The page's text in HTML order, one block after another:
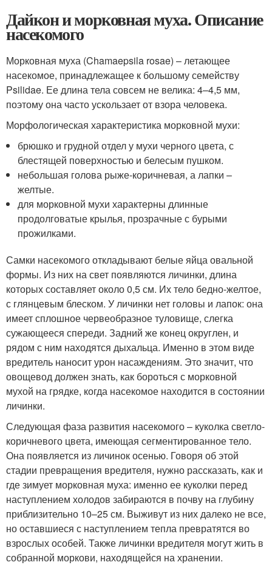
Дайкон и морковная муха. Описание
насекомого
Морковная муха (Chamaepsila rosae) – летающее
насекомое, принадлежащее к большому семейству
Psilidae. Ее длина тела совсем не велика: 4–4,5 мм,
поэтому она часто ускользает от взора человека.
Морфологическая характеристика морковной мухи:
брюшко и грудной отдел у мухи черного цвета, с
блестящей поверхностью и белесым пушком.
небольшая голова рыже-коричневая, а лапки –
желтые.
для морковной мухи характерны длинные
продолговатые крылья, прозрачные с бурыми
прожилками.
Самки насекомого откладывают белые яйца овальной
формы. Из них на свет появляются личинки, длина
которых составляет около 0,5 см. Их тело бедно-желтое,
с глянцевым блеском. У личинки нет головы и лапок: она
имеет сплошное червеобразное туловище, слегка
сужающееся спереди. Задний же конец округлен, и
рядом с ним находятся дыхальца. Именно в этом виде
вредитель наносит урон насаждениям. Это значит, что
овощевод должен знать, как бороться с морковной
мухой на грядке, когда насекомое находится в состоянии
личинки.
Следующая фаза развития насекомого – куколка светло-
коричневого цвета, имеющая сегментированное тело.
Она появляется из личинок осенью. Говоря об этой
стадии превращения вредителя, нужно рассказать, как и
где зимует морковная муха: именно ее куколки перед
наступлением холодов забираются в почву на глубину
приблизительно 10–25 см. Выживут из них далеко не все,
но оставшиеся с наступлением тепла превратятся во
взрослых особей. Также личинки вредителя могут жить в
собранной моркови, находящейся на хранении.